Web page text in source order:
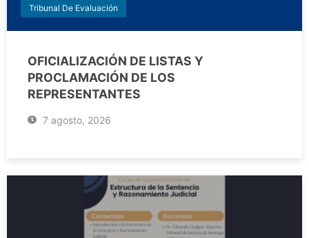
Tribunal De Evaluación
OFICIALIZACIÓN DE LISTAS Y
PROCLAMACIÓN DE LOS
REPRESENTANTES
7 agosto, 2026